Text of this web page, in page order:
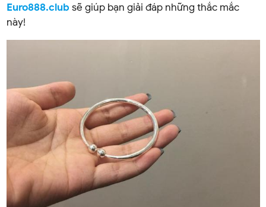
Euro888.club sẽ giúp bạn giải đáp những thắc mắc
này!